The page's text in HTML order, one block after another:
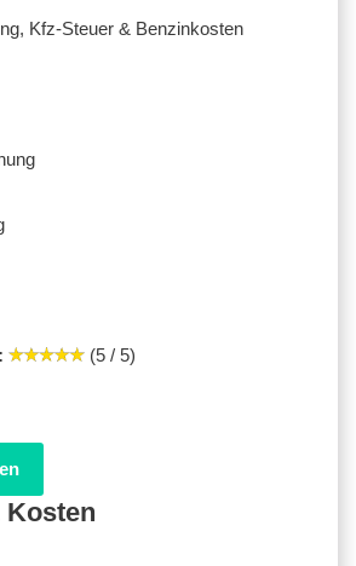
Kfz-Steuer & Benzinkosten
(5 / 5)
Kosten